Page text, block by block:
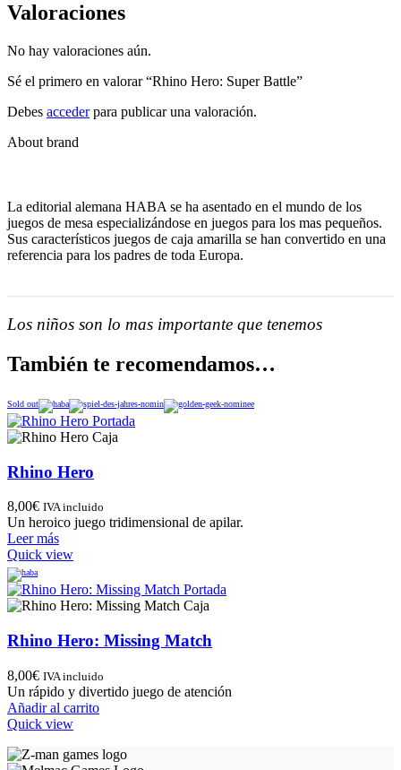
Valoraciones
No hay valoraciones aún.
Sé el primero en valorar “Rhino Hero: Super Battle”
Debes accederpara publicar una valoración.
About brand
La editorial alemana HABA se ha asentado en el mundo de los
juegos de mesa especializándose en juegos para los mas pequeños.
Sus característicos juegos de caja amarilla se han convertido en una
referencia para los padres de toda Europa.
Los niños son lo mas importante que tenemos
También te recomendamos…
Sold out
Rhino Hero
8,00€ IVA incluido
Un heroico juego tridimensional de apilar.
Leer más
Quick view
Rhino Hero: Missing Match
8,00€ IVA incluido
Un rápido y divertido juego de atención
Añadir al carrito
Quick view